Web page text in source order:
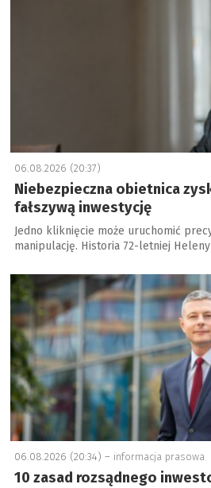
06.08.2026 (20:37)
Niebezpieczna obietnica
fałszywą inwestycję
Jedno kliknięcie może uruchomić
manipulację. Historia 72-letniej
a
06.08.2026 (20:34) – informacja prasowa
10 zasad rozsądnego